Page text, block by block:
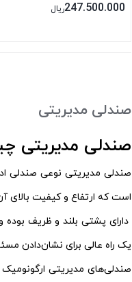
247.500.000ریال
صندلی مدیریتی
صندلی مدیریتی
صندلی مدیریتی نوعی صندلی
است که ارتفاع و کیفیت
دارای پشتی بلند و ظریف بوده
یک راه عالی برای نشان‌دادن
صندلی‌های مدیریتی